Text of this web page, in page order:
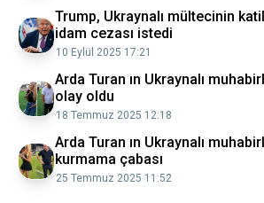
Trump, Ukraynalı mültecinin
idam cezası istedi
10 Eylül 2025 17:21
Arda Turan ın Ukraynalı
olay oldu
18 Temmuz 2025 12:18
Arda Turan ın Ukraynalı
kurmama çabası
25 Temmuz 2025 11:52